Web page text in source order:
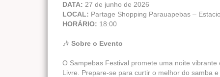
DATA: 27 de junho de 2026
LOCAL: Partage Shopping Parauapebas –
HORÁRIO: 18:00
🎶Sobre o Evento
O Sampebas Festival promete uma noite
Livre. Prepare-se para curtir o melhor do samba